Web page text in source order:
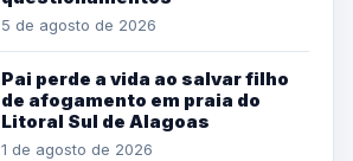
5 de agosto de 2026
Pai perde a vida ao salvar filho
de afogamento em praia do
Litoral Sul de Alagoas
1 de agosto de 2026